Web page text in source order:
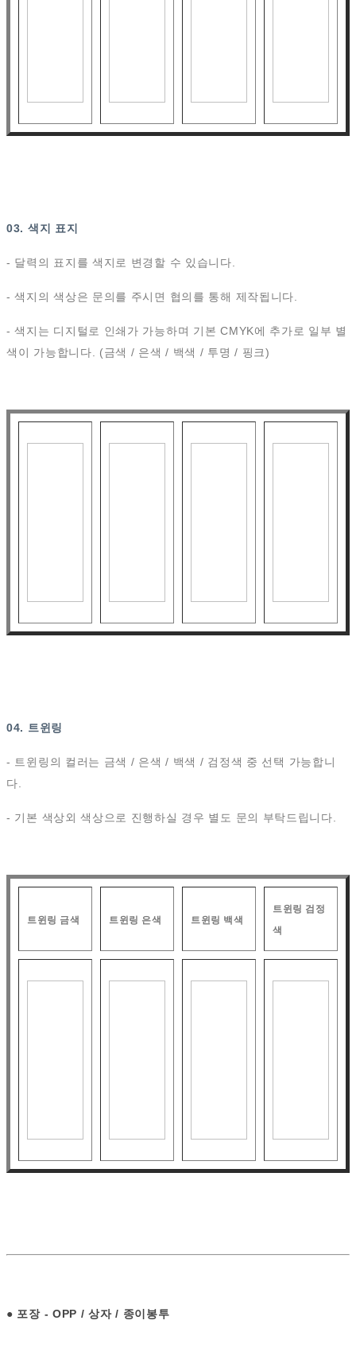
03. 색지 표지
- 달력의 표지를 색지로 변경할 수 있습니다.
- 색지의 색상은 문의를 주시면 협의를 통해 제작됩니다.
- 색지는 디지털로 인쇄가 가능하며 기본 CMYK에 추가로 일부 별
색이 가능합니다. (금색 / 은색 / 백색 / 투명 / 핑크)
04. 트윈링
- 트윈링의 컬러는 금색 / 은색 / 백색 / 검정색 중 선택 가능합니
다.
- 기본 색상외 색상으로 진행하실 경우 별도 문의 부탁드립니다.
트윈링 금색 트윈링 은색 트윈링 백색
트윈링 검정
색
● 포장 - OPP / 상자 / 종이봉투